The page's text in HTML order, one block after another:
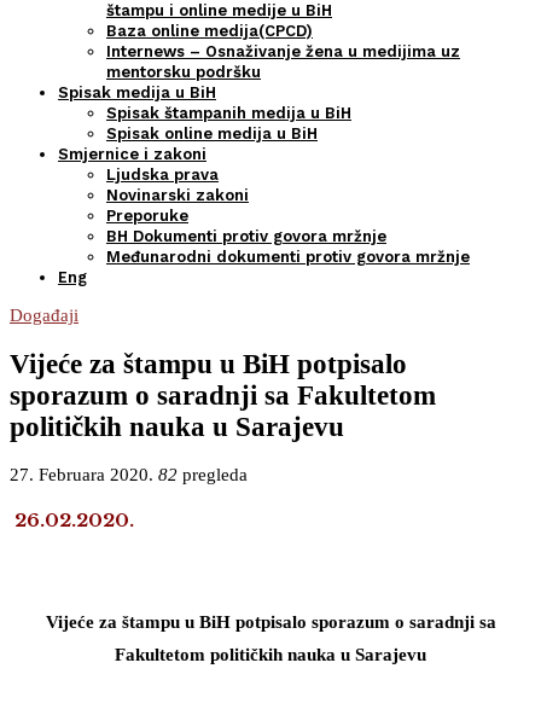
štampu i online medije u BiH
Baza online medija(CPCD)
Internews – Osnaživanje žena u medijima uz
mentorsku podršku
Spisak medija u BiH
Spisak štampanih medija u BiH
Spisak online medija u BiH
Smjernice i zakoni
Ljudska prava
Novinarski zakoni
Preporuke
BH Dokumenti protiv govora mržnje
Međunarodni dokumenti protiv govora mržnje
Eng
Događaji
Vijeće za štampu u BiH potpisalo
sporazum o saradnji sa Fakultetom
političkih nauka u Sarajevu
27. Februara 2020. 82 pregleda
26.02.2020.
Vijeće za štampu u BiH potpisalo sporazum o saradnji sa
Fakultetom političkih nauka u Sarajevu